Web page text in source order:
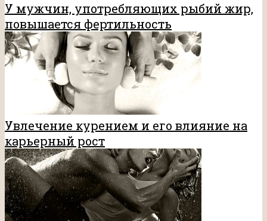
У мужчин, употребляющих рыбий жир,
повышается фертильность
Увлечение курением и его влияние на
карьерный рост